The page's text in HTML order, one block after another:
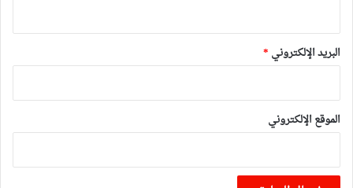
البريد الإلكتروني *
الموقع الإلكتروني